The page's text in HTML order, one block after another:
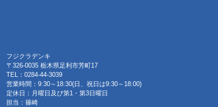
フジクラデンキ
〒326-0035 栃木県足利市芳町17
TEL：0284-44-3039
営業時間：9:30～18:30(日、祝日は9:30～18:00)
定休日：月曜日及び第1・第3日曜日
担当：篠崎